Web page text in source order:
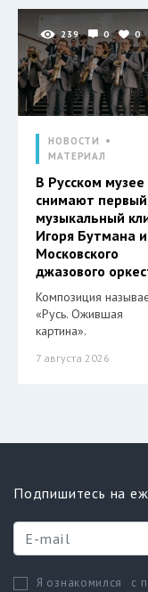
239 0 0
НОВОСТИ
МАТЕРИАЛ
В Русском музее
снимают первый
музыкальный
Игоря Бутмана и
Московского
джазового
Композиция
«Русь. Ожившая
картина».
7 августа 2026
Подпишитесь на
Я ознакомился с